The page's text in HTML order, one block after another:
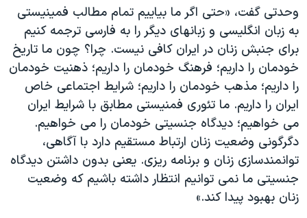
وحدتی گفت، «حتی اگر ما بیاییم تمام مطالب فمینیستی
به زبان انگلیسی و زبانهای دیگر را به فارسی ترجمه کنیم
برای جنبش زنان در ایران کافی نیست. چرا؟ چون ما تاریخ
خودمان را داریم؛ فرهنگ خودمان را داریم؛ ذهنیت خودمان
را داریم؛ مذهب خودمان را داریم؛ شرایط اجتماعی خاص
ایران را داریم. ما تئوری فمنیستی مطابق با شرایط ایران
می خواهیم؛ دیدگاه جنسیتی خودمان را می خواهیم.
دگرگونی وضعیت زنان ارتباط مستقیم دارد با آگاهی،
توانمندسازی زنان و برنامه ریزی. یعنی بدون داشتن دیدگاه
جنسیتی ما نمی توانیم انتظار داشته باشیم که وضعیت
زنان بهبود پیدا کند.»